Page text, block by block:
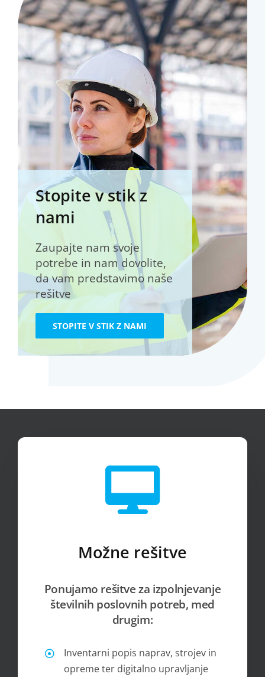
Stopite v stik z
nami
Zaupajte nam svoje
potrebe in nam dovolite,
da vam predstavimo naše
rešitve
STOPITE V STIK Z NAMI
Možne rešitve
Ponujamo rešitve za izpolnjevanje
številnih poslovnih potreb, med
drugim:
Inventarni popis naprav, strojev in
opreme ter digitalno upravljanje